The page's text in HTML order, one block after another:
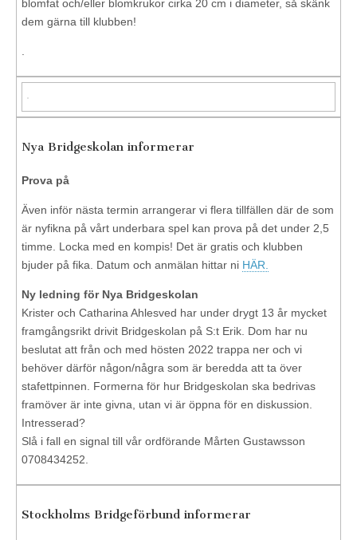
blomfat och/eller blomkrukor cirka 20 cm i diameter, så skänk
dem gärna till klubben!
Nya Bridgeskolan informerar
Prova på
Även inför nästa termin arrangerar vi flera tillfällen där de som
är nyfikna på vårt underbara spel kan prova på det under 2,5
timme. Locka med en kompis! Det är gratis och klubben
bjuder på fika. Datum och anmälan hittar ni HÄR.
Ny ledning för Nya Bridgeskolan
Krister och Catharina Ahlesved har under drygt 13 år mycket
framgångsrikt drivit Bridgeskolan på S:t Erik. Dom har nu
beslutat att från och med hösten 2022 trappa ner och vi
behöver därför någon/några som är beredda att ta över
stafettpinnen. Formerna för hur Bridgeskolan ska bedrivas
framöver är inte givna, utan vi är öppna för en diskussion.
Intresserad?
Slå i fall en signal till vår ordförande Mårten Gustawsson
0708434252.
Stockholms Bridgeförbund informerar